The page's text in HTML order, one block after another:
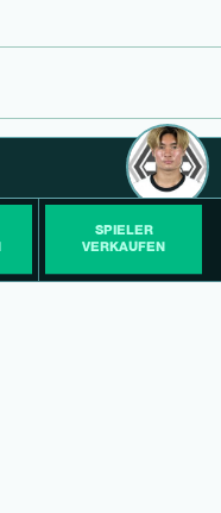
SPIELER
VERKAUFEN